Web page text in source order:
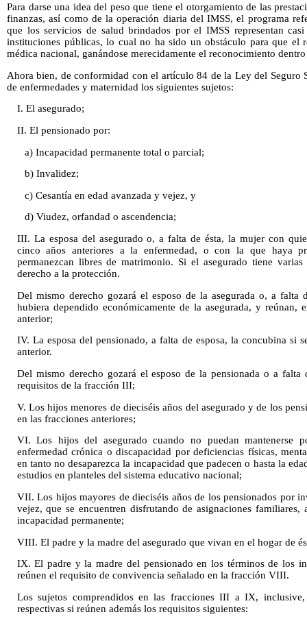
Para darse una idea del peso que tiene el otorgamiento de las
finanzas, así como de la operación diaria del IMSS, el programa
que los servicios de salud brindados por el IMSS representan
instituciones públicas, lo cual no ha sido un obstáculo para que el
médica nacional, ganándose merecidamente el reconocimiento
Ahora bien, de conformidad con el artículo 84 de la Ley del Seguro
de enfermedades y maternidad los siguientes sujetos:
I. El asegurado;
II. El pensionado por:
a) Incapacidad permanente total o parcial;
b) Invalidez;
c) Cesantía en edad avanzada y vejez, y
d) Viudez, orfandad o ascendencia;
III. La esposa del asegurado o, a falta de ésta, la mujer con
cinco años anteriores a la enfermedad, o con la que haya
permanezcan libres de matrimonio. Si el asegurado tiene
derecho a la protección.
Del mismo derecho gozará el esposo de la asegurada o, a falta
hubiera dependido económicamente de la asegurada, y reúnan,
anterior;
IV. La esposa del pensionado, a falta de esposa, la concubina si
anterior.
Del mismo derecho gozará el esposo de la pensionada o a
requisitos de la fracción III;
V. Los hijos menores de dieciséis años del asegurado y de los
en las fracciones anteriores;
VI. Los hijos del asegurado cuando no puedan mantenerse
enfermedad crónica o discapacidad por deficiencias físicas,
en tanto no desaparezca la incapacidad que padecen o hasta la
estudios en planteles del sistema educativo nacional;
VII. Los hijos mayores de dieciséis años de los pensionados por
vejez, que se encuentren disfrutando de asignaciones
incapacidad permanente;
VIII. El padre y la madre del asegurado que vivan en el hogar de
IX. El padre y la madre del pensionado en los términos de los
reúnen el requisito de convivencia señalado en la fracción VIII.
Los sujetos comprendidos en las fracciones III a IX, inclusive,
respectivas si reúnen además los requisitos siguientes: